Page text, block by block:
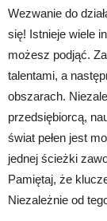
Wezwanie do
się! Istnieje wiele
możesz podjąć.
talentami, a
obszarach.
przedsiębiorcą,
świat pełen jest
jednej ścieżki
Pamiętaj, że
Niezależnie od